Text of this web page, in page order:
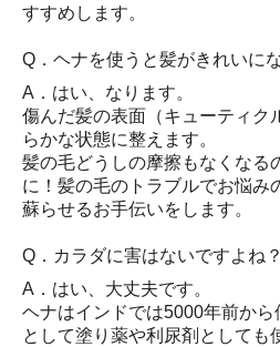
すすめします。
Q．ヘナを使うと髪がきれいに
A．はい、なります。
傷んだ髪の表面（キューティク
らかな状態に整えます。
髪の毛どうしの摩擦もなくなる
に！髪の毛のトラブルでお悩み
蘇らせるお手伝いをします。
Q．カラダに害はないですよね？
A．はい、大丈夫です。
ヘナはインドでは5000年前か
として塗り薬や利尿剤としても